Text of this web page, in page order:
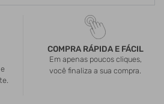
COMPRA RÁPIDA E FÁCIL
Em apenas poucos cliques,
você finaliza a sua compra.